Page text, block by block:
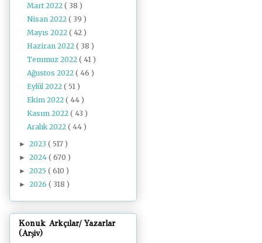
Mart 2022( 38 )
Nisan 2022( 39 )
Mayıs 2022( 42 )
Haziran 2022( 38 )
Temmuz 2022( 41 )
Ağustos 2022( 46 )
Eylül 2022( 51 )
Ekim 2022( 44 )
Kasım 2022( 43 )
Aralık 2022( 44 )
► 2023 ( 517 )
► 2024 ( 670 )
► 2025 ( 610 )
► 2026 ( 318 )
Konuk Arkçılar/ Yazarlar
(Arşiv)